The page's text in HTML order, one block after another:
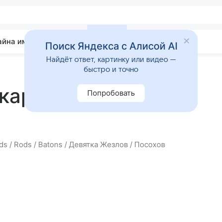
имени Гадания Приметы
Таро Девятка
/ Rods / Batons / Девятка Жезлов / Посохов
Поиск Яндекса с Алисой AI
Найдёт ответ, картинку или видео —
быстро и точно
Попробовать